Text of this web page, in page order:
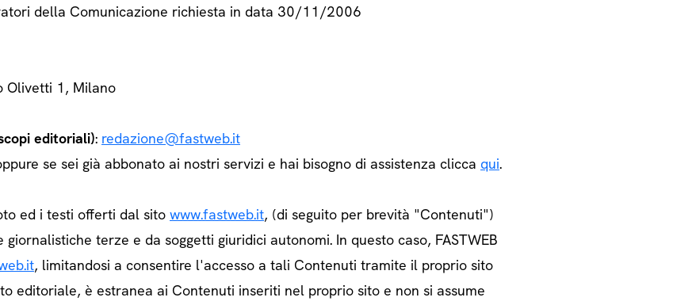
della Comunicazione richiesta in data 30/11/2006
Olivetti 1, Milano
editoriali): redazione@fastweb.it
se sei già abbonato ai nostri servizi e hai bisogno di assistenza clicca qui.
ed i testi offerti dal sito www.fastweb.it, (di seguito per brevità "Contenuti")
terze e da soggetti giuridici autonomi. In questo caso, FASTWEB
, limitandosi a consentire l'accesso a tali Contenuti tramite il proprio sito
editoriale, è estranea ai Contenuti inseriti nel proprio sito e non si assume